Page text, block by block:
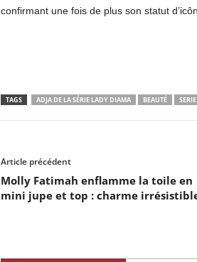
confirmant une fois de plus son statut
TAGS ADJA DE LA SÉRIE LADY DIAMA BEAUTÉ
Article précédent
Molly Fatimah enflamme la toile en
mini jupe et top : charme